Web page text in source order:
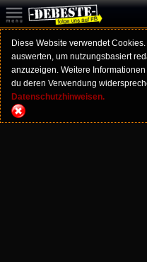
Diese Website verwendet
auswerten, um nutzungsbasiert
anzuzeigen. Weitere
du deren Verwendung
Datenschutzhinweisen.